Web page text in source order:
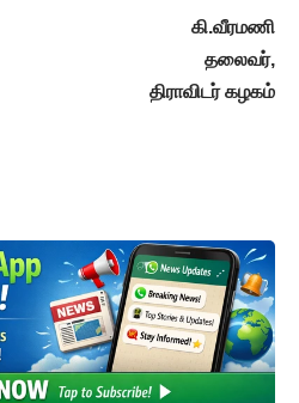
கி.வீரமணி
தலைவர்,
திராவிடர் கழகம்